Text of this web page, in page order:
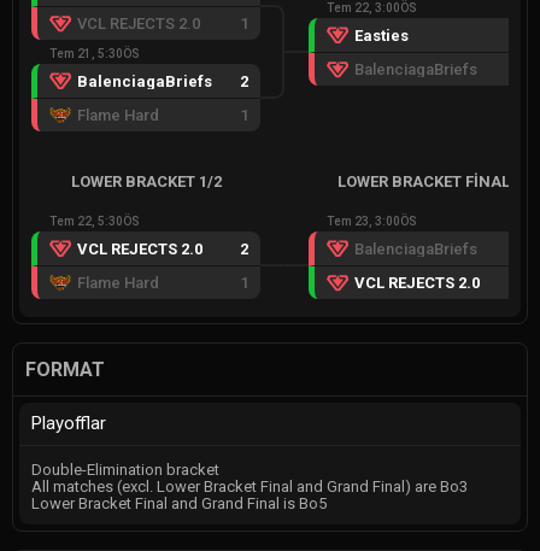
VCL REJECTS 2.0
1
Tem 21, 5:30ÖS
BalenciagaBriefs
2
Flame Hard
1
Tem 22, 3:00ÖS
Easties
BalenciagaBriefs
LOWER BRACKET 1/2
Tem 22, 5:30ÖS
VCL REJECTS 2.0
2
Flame Hard
1
LOWER BRACKET FINAL
Tem 23, 3:00ÖS
BalenciagaBriefs
VCL REJECTS 2.0
FORMAT
Playofflar
Double-Elimination bracket
All matches (excl. Lower Bracket Final and Grand Final) are Bo3
Lower Bracket Final and Grand Final is Bo5